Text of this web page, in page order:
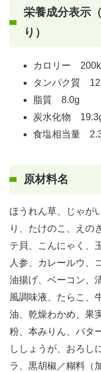
栄養成分表示
り）
カロリー
タンパク質
脂質 8.0g
炭水化物
食塩相当量
原材料名
ほうれん草、じゃが
り、たけのこ、えの
テ貝、こんにゃく、
人参、カレールウ、
油揚げ、ベーコン、
風調味液、たらこ、
油、乾燥わかめ、果
粉、本みりん、バタ
ししょうが、おろし
ラ、黒胡椒／糊料（